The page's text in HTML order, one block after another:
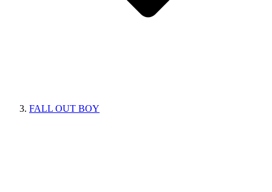
FALL OUT BOY